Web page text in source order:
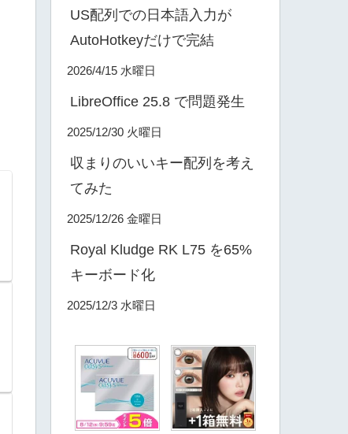
US配列での日本語入力が
AutoHotkeyだけで完結
2026/4/15 水曜日
LibreOffice 25.8 で問題発生
2025/12/30 火曜日
収まりのいいキー配列を考え
てみた
2025/12/26 金曜日
Royal Kludge RK L75 を65%
キーボード化
2025/12/3 水曜日